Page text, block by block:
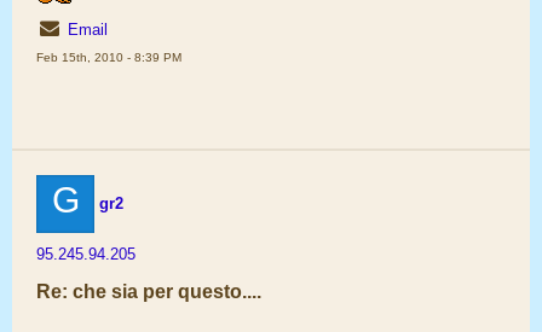
Email
Feb 15th, 2010 - 8:39 PM
G gr2
95.245.94.205
Re: che sia per questo....